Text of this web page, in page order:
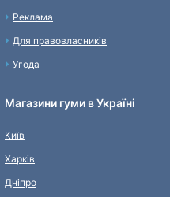
Реклама
Для правовласників
Угода
Магазини гуми в Україні
Київ
Харків
Дніпро